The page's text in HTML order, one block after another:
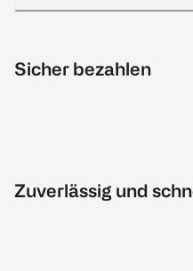
Sicher bezahlen
Zuverlässig und